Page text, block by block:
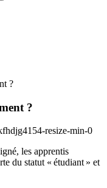
?
?
les apprentis
du statut « étudiant » et